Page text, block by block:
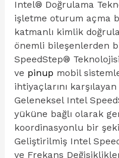
Intel® Doğrulama
işletme oturum açma
katmanlı kimlik
önemli bileşenlerden
SpeedStep®
ve pinup mobil
ihtiyaçlarını
Geleneksel Intel
yüküne bağlı olarak
koordinasyonlu bir
Geliştirilmiş Intel
ve Frekans